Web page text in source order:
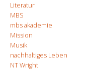
Literatur
MBS
mbs akademie
Mission
Musik
nachhaltiges Leben
NT Wright